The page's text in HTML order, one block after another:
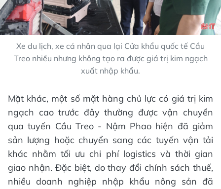
Xe du lịch, xe cá nhân qua lại Cửa khẩu quốc tế Cầu
Treo nhiều nhưng không tạo ra được giá trị kim ngạch
xuất nhập khẩu.
Mặt khác, một số mặt hàng chủ lực có giá trị kim
ngạch cao trước đây thường được vận chuyển
qua tuyến Cầu Treo - Nậm Phao hiện đã giảm
sản lượng hoặc chuyển sang các tuyến vận tải
khác nhằm tối ưu chi phí logistics và thời gian
giao nhận. Đặc biệt, do thay đổi chính sách thuế,
nhiều doanh nghiệp nhập khẩu nông sản đã